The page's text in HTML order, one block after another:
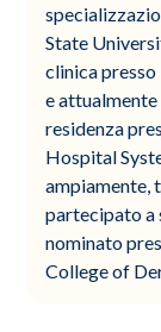
State
clinica
e
residenza
Hospital
ampiamente,
partecipato a
nominato
College of